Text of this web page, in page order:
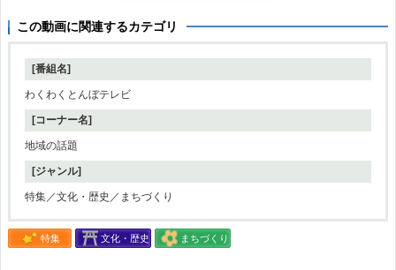
この動画に関連するカテゴリ
[番組名]
わくわくとんぼテレビ
[コーナー名]
地域の話題
[ジャンル]
特集／文化・歴史／まちづくり
特集 文化・歴史 まちづくり